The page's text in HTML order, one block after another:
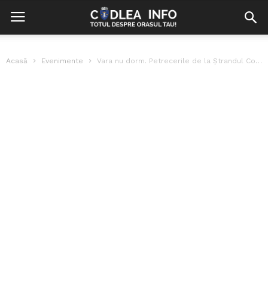
Acasă Evenimente Vara nu dorm. Petrecerile de la Ștrandul Codlea continuă